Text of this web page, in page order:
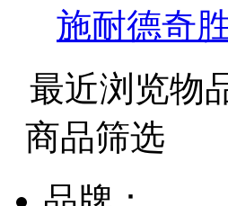
施耐德奇
最近浏览物
商品筛选